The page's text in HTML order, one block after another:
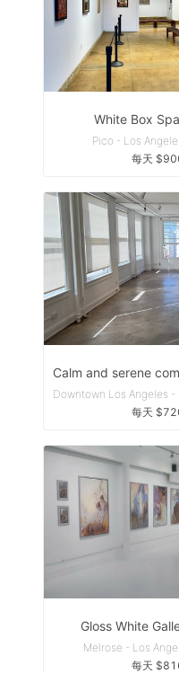
White Box
Pico - Los
每天
每天
Gloss White
Melrose - Los
每天